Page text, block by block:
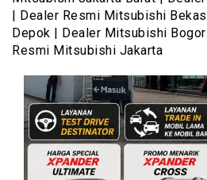
| Dealer Resmi Mitsubishi
Depok | Dealer Mitsubishi
Resmi Mitsubishi Jakarta